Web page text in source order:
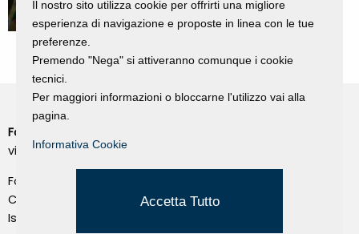
Fondazione Dino Zoli
viale Bologna 288, Forlì
Fondo dot. euro 285.000 i.v.
CF e P.IVA 03692820404
Isc.Reg Per.Giu. n. 10404
Il nostro sito utilizza cookie per offrirti una migliore
esperienza di navigazione e proposte in linea con le tue
preferenze.
Premendo "Nega" si attiveranno comunque i cookie
tecnici.
Per maggiori informazioni o bloccarne l'utilizzo vai alla
pagina.
Informativa Cookie
Accetta Tutto